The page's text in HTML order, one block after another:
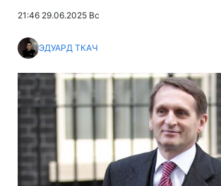
21:46 29.06.2025 Вс
ЭДУАРД ТКАЧ